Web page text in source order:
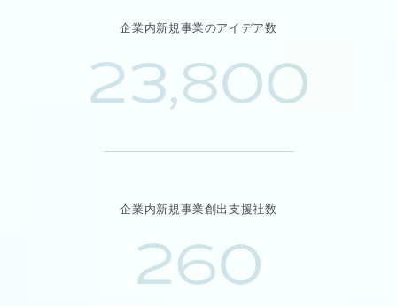
企業内新規事業のアイデア数
23,800
企業内新規事業創出支援社数
260